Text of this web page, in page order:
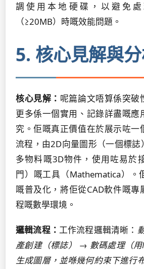
調使用本地硬碟，以避免處
（≥20MB）時嘅效能問題。
5. 核心見解與
核心見解： 呢篇論文唔算係突破
更多係一個實用、記錄詳盡嘅應
究。佢嘅真正價值在於展示咗一
流程，由2D向量圖形（一個標誌
多物料嘅3D物件，使用咗易於
門）嘅工具（Mathematica）。
嘅普及化，將佢從CAD軟件嘅專
程嘅數學環境。
邏輯流程： 工作流程邏輯清晰：
產創建（標誌）
→ 數碼處理（
生成圖層，並喺幾何約束下進行